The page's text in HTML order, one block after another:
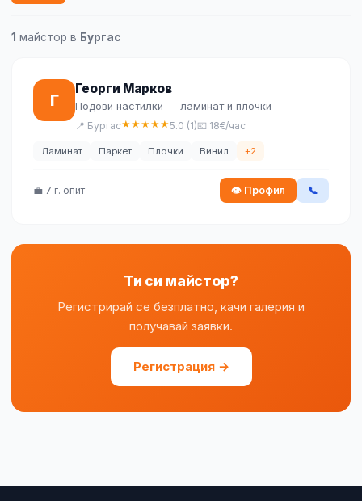
1 майстор в Бургас
Г
Георги Марков
Подови настилки — ламинат и плочки
📍 Бургас★★★★★5.0 (1)💶 18€/час
Ламинат Паркет Плочки Винил +2
💼 7 г. опит 👁 Профил 📞
Ти си майстор?
Регистрирай се безплатно, качи галерия и
получавай заявки.
Регистрация →